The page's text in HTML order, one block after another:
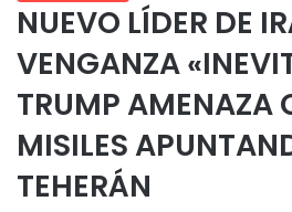
NUEVO LÍDER DE
VENGANZA
TRUMP AMENAZA
MISILES
TEHERÁN